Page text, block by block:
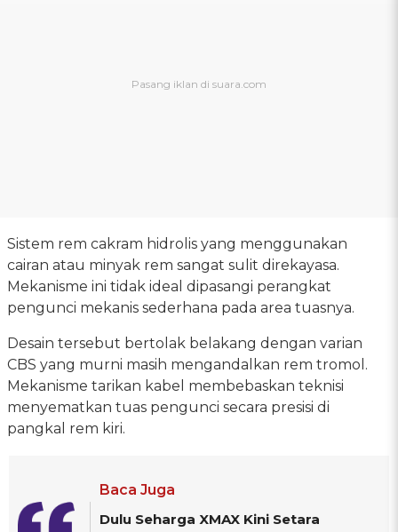
Sistem rem cakram hidrolis yang menggunakan
cairan atau minyak rem sangat sulit direkayasa.
Mekanisme ini tidak ideal dipasangi perangkat
pengunci mekanis sederhana pada area tuasnya.
Desain tersebut bertolak belakang dengan varian
CBS yang murni masih mengandalkan rem tromol.
Mekanisme tarikan kabel membebaskan teknisi
menyematkan tuas pengunci secara presisi di
pangkal rem kiri.
Baca Juga
Dulu Seharga XMAX Kini Setara